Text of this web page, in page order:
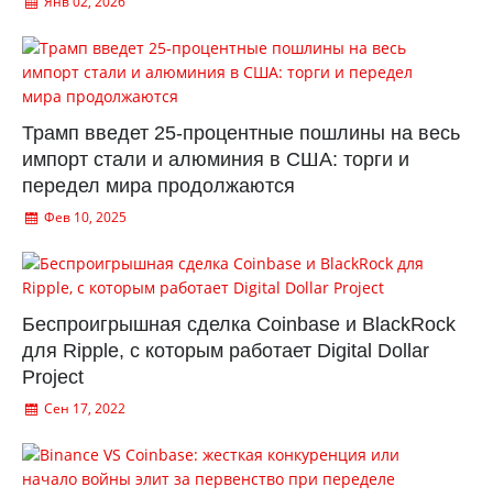
Трамп введет 25-процентные пошлины на весь
импорт стали и алюминия в США: торги и
передел мира продолжаются
Фев 10, 2025
Беспроигрышная сделка Coinbase и BlackRock
для Ripple, с которым работает Digital Dollar
Project
Сен 17, 2022